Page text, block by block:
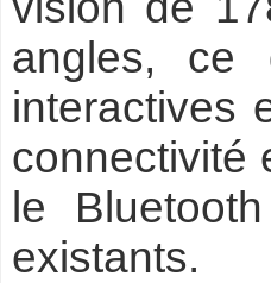
angles, ce
interactives
connectivité
le
existants.